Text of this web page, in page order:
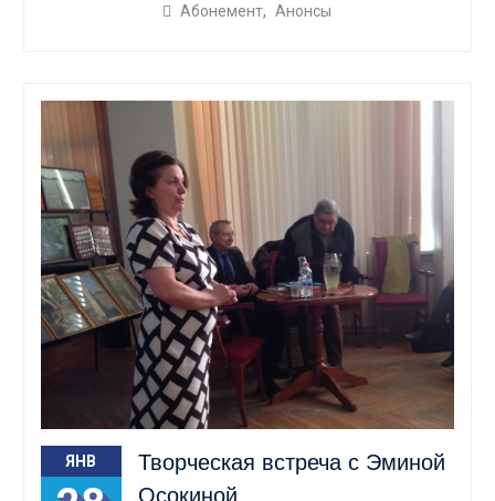
Абонемент, Анонсы
ЯНВ
Творческая встреча с Эминой
Осокиной